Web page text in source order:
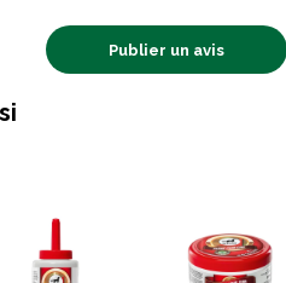
Publier un avis